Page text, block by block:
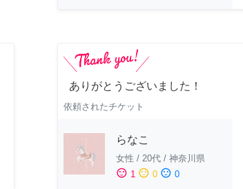
ありがとうございました！
依頼されたチケット
らなこ
女性 / 20代 / 神奈川県
sentiment_satisfied 1 sentiment_neutral 0 sentiment_dissatisfied 0